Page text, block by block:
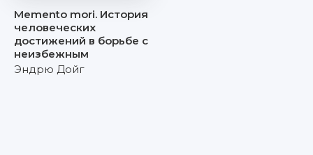
Memento mori. История
человеческих
достижений в борьбе с
неизбежным
Эндрю Дойг